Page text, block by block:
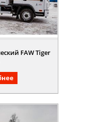
FAW Tiger